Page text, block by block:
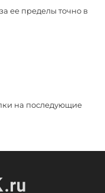
ее пределы точно в
на последующие